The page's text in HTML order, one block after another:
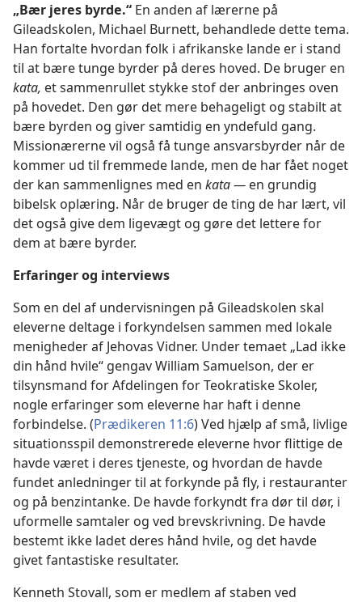
„Bær jeres byrde.“ En anden af lærerne på
Gileadskolen, Michael Burnett, behandlede dette tema.
Han fortalte hvordan folk i afrikanske lande er i stand
til at bære tunge byrder på deres hoved. De bruger en
kata, et sammenrullet stykke stof der anbringes oven
på hovedet. Den gør det mere behageligt og stabilt at
bære byrden og giver samtidig en yndefuld gang.
Missionærerne vil også få tunge ansvarsbyrder når de
kommer ud til fremmede lande, men de har fået noget
der kan sammenlignes med en kata — en grundig
bibelsk oplæring. Når de bruger de ting de har lært, vil
det også give dem ligevægt og gøre det lettere for
dem at bære byrder.
Erfaringer og interviews
Som en del af undervisningen på Gileadskolen skal
eleverne deltage i forkyndelsen sammen med lokale
menigheder af Jehovas Vidner. Under temaet „Lad ikke
din hånd hvile“ gengav William Samuelson, der er
tilsynsmand for Afdelingen for Teokratiske Skoler,
nogle erfaringer som eleverne har haft i denne
forbindelse. (Prædikeren 11:6) Ved hjælp af små, livlige
situationsspil demonstrerede eleverne hvor flittige de
havde været i deres tjeneste, og hvordan de havde
fundet anledninger til at forkynde på fly, i restauranter
og på benzintanke. De havde forkyndt fra dør til dør, i
uformelle samtaler og ved brevskrivning. De havde
bestemt ikke ladet deres hånd hvile, og det havde
givet fantastiske resultater.
Kenneth Stovall, som er medlem af staben ved